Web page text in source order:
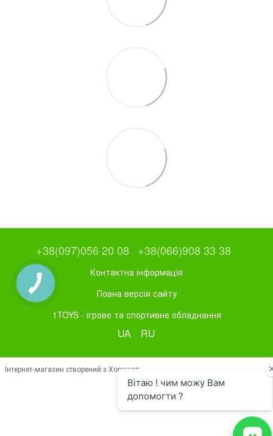
+38(097)056 20 08 +38(066)908 33 38
Контактна інформація
Повна версія сайту
1TOYS - ігрове та спортивне обладнання
UA RU
Інтернет-магазин створений з Хорошоп